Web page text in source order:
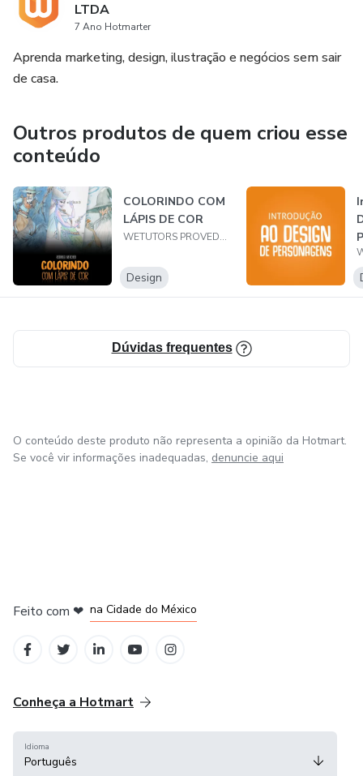
LTDA
7 Ano Hotmarter
Aprenda marketing, design, ilustração e negócios sem sair
de casa.
Outros produtos de quem criou esse
conteúdo
COLORINDO COM
LÁPIS DE COR
WETUTORS PROVEDOR DE CONTEÚDO - LTDA
Design
Dúvidas frequentes
O conteúdo deste produto não representa a opinião da Hotmart.
Se você vir informações inadequadas, denuncie aqui
Feito com ❤ na Cidade do México
Conheça a Hotmart
Idioma
Português